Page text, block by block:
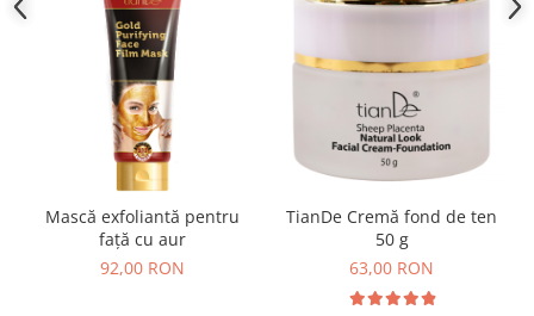
Mască exfoliantă pentru
față cu aur
92,00 RON
TianDe Cremă fond de ten
50 g
63,00 RON